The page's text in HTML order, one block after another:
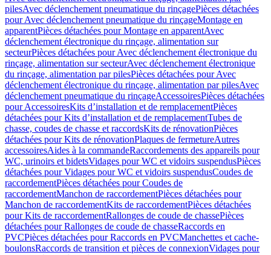
pilesAvec déclenchement pneumatique du rinçagePièces détachées
pour Avec déclenchement pneumatique du rinçageMontage en
apparentPièces détachées pour Montage en apparentAvec
déclenchement électronique du rinçage, alimentation sur
secteurPièces détachées pour Avec déclenchement électronique du
rinçage, alimentation sur secteurAvec déclenchement électronique
du rinçage, alimentation par pilesPièces détachées pour Avec
déclenchement électronique du rinçage, alimentation par pilesAvec
déclenchement pneumatique du rinçageAccessoiresPièces détachées
pour AccessoiresKits d’installation et de remplacementPièces
détachées pour Kits d’installation et de remplacementTubes de
chasse, coudes de chasse et raccordsKits de rénovationPièces
détachées pour Kits de rénovationPlaques de fermetureAutres
accessoiresAides à la commandeRaccordements des appareils pour
WC, urinoirs et bidetsVidages pour WC et vidoirs suspendusPièces
détachées pour Vidages pour WC et vidoirs suspendusCoudes de
raccordementPièces détachées pour Coudes de
raccordementManchon de raccordementPièces détachées pour
Manchon de raccordementKits de raccordementPièces détachées
pour Kits de raccordementRallonges de coude de chassePièces
détachées pour Rallonges de coude de chasseRaccords en
PVCPièces détachées pour Raccords en PVCManchettes et cache-
boulonsRaccords de transition et pièces de connexionVidages pour